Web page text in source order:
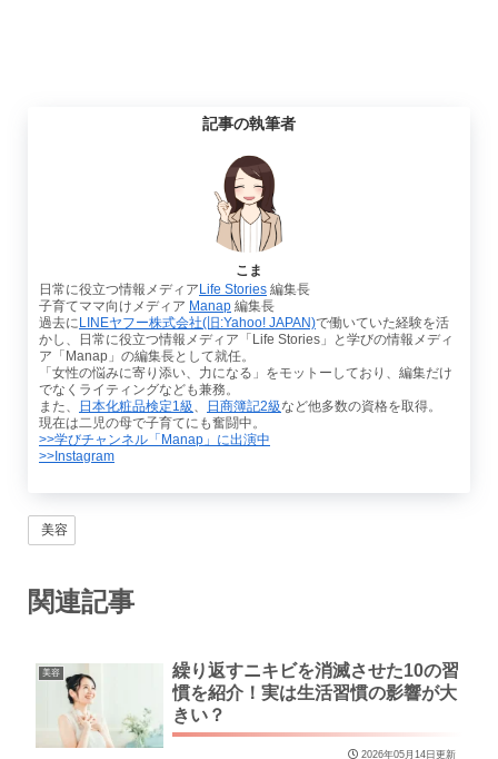
記事の執筆者
こま
日常に役立つ情報メディア Life Stories 編集長
子育てママ向けメディア Manap 編集長
過去に LINEヤフー株式会社(旧:Yahoo! JAPAN)で働いていた経験を活
かし、日常に役立つ情報メディア「Life Stories」と学びの情報メディ
ア「Manap」の編集長として就任。
「女性の悩みに寄り添い、力になる」をモットーしており、編集だけ
でなくライティングなども兼務。
また、
日本化粧品検定1級、 日商簿記2級など他多数の資格を取得。
現在は二児の母で子育てにも奮闘中。
>>学びチャンネル「Manap」に出演中
>>Instagram
美容
関連記事
美容
繰り返すニキビを消滅させた10の習
慣を紹介！実は生活習慣の影響が大
きい？
2026年05月14日更新